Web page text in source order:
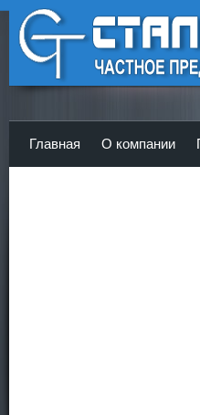
ЧП Сталкер - Главная
Главная О компании